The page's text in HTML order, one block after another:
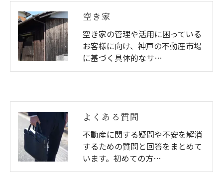
空き家
空き家の管理や活用に困っている
お客様に向け、神戸の不動産市場
に基づく具体的なサ…
よくある質問
不動産に関する疑問や不安を解消
するための質問と回答をまとめて
います。初めての方…